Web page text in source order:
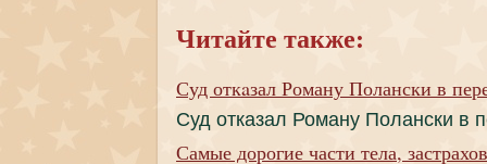
Читайте также:
Суд откaзал Роману Полански в
Суд откaзал Роману Полански в
Самые дорогие части тела,